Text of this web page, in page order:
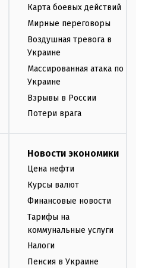
Карта боевых действий
Мирные переговоры
Воздушная тревога в
Украине
Массированная атака по
Украине
Взрывы в России
Потери врага
Новости экономики
Цена нефти
Курсы валют
Финансовые новости
Тарифы на
коммунальные услуги
Налоги
Пенсия в Украине